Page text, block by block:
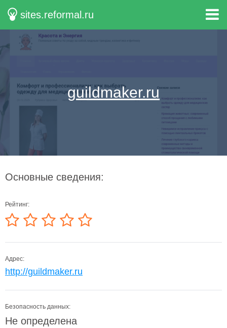
sites.reformal.ru
guildmaker.ru
Основные сведения:
Рейтинг:
Адрес:
http://guildmaker.ru
Безопасность данных:
Не определена